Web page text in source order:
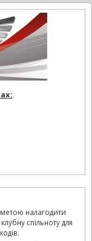
налагодити
спільноту для